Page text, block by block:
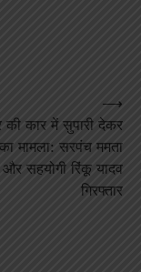
की कार में सुपारी देकर
मामला: सरपंच ममता
सहयोगी रिंकू यादव
गिरफ्तार
⟶